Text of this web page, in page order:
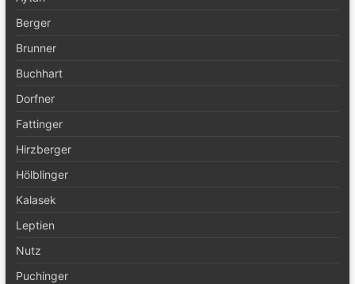
Berger
Brunner
Buchhart
Dorfner
Fattinger
Hirzberger
Hölblinger
Kalasek
Leptien
Nutz
Puchinger